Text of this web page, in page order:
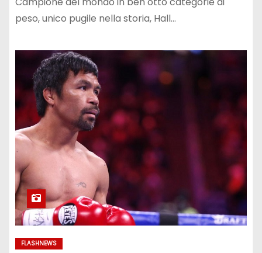
peso, unico pugile nella storia, Hall…
FLASHNEWS